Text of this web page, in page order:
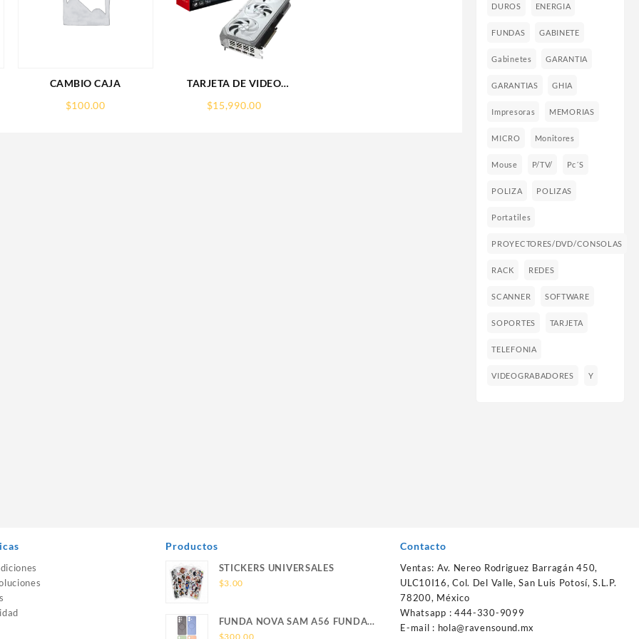
CAMBIO CAJA
$100.00
TARJETA DE VIDEO
R907XGAMINGOCICE-
$15,990.00
DUROS ENERGIA
FUNDAS GABINETE
Gabinetes GARANTIA
GARANTIAS GHIA
Impresoras MEMORIAS
MICRO Monitores
Mouse P/TV/ Pc´s
POLIZA POLIZAS
Portatiles
PROYECTORES/DVD/CONSOLAS
RACK REDES
SCANNER SOFTWARE
SOPORTES TARJETA
TELEFONIA
VIDEOGRABADORES Y
Productos
STICKERS UNIVERSALES
$3.00
FUNDA NOVA SAM A56 FUNDA
SILICONA SIN SOPORTE
$300.00
Contacto
Ventas: Av. Nereo Rodriguez Barragán 450,
ULC10I16, Col. Del Valle, San Luis Potosí, S.L.P.
78200, México
Whatsapp : 444-330-9099
E-mail : hola@ravensound.mx